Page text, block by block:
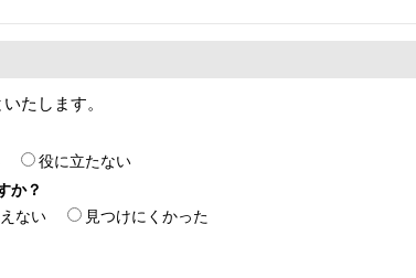
たします。
役に立たない
か？
ない 見つけにくかった